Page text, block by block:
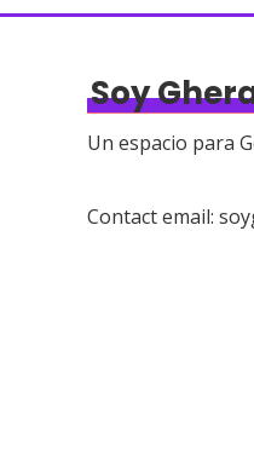
Soy
Un espacio para
Contact email: